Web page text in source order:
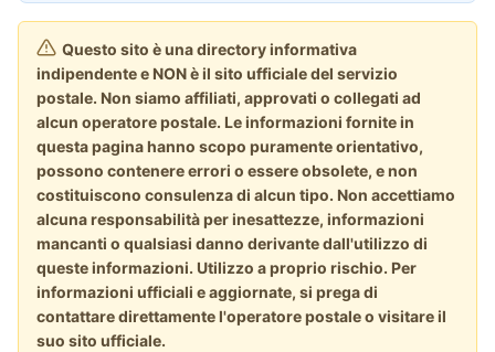
Questo sito è una directory informativa
indipendente e NON è il sito ufficiale del servizio
postale. Non siamo affiliati, approvati o collegati ad
alcun operatore postale. Le informazioni fornite in
questa pagina hanno scopo puramente orientativo,
possono contenere errori o essere obsolete, e non
costituiscono consulenza di alcun tipo. Non accettiamo
alcuna responsabilità per inesattezze, informazioni
mancanti o qualsiasi danno derivante dall'utilizzo di
queste informazioni. Utilizzo a proprio rischio. Per
informazioni ufficiali e aggiornate, si prega di
contattare direttamente l'operatore postale o visitare il
suo sito ufficiale.